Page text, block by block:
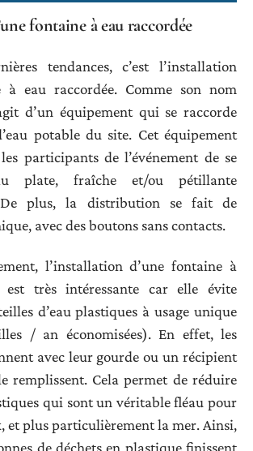
fontaine à eau raccordée
tendances, c’est l’installation
à eau raccordée. Comme son nom
d’un équipement qui se raccorde
potable du site. Cet équipement
participants de l’événement de se
plate, fraîche et/ou pétillante
De plus, la distribution se fait de
avec des boutons sans contacts.
l’installation d’une fontaine à
est très intéressante car elle évite
d’eau plastiques à usage unique
/ an économisées). En effet, les
avec leur gourde ou un récipient
remplissent. Cela permet de réduire
qui sont un véritable fléau pour
et plus particulièrement la mer. Ainsi,
de déchets en plastique finissent